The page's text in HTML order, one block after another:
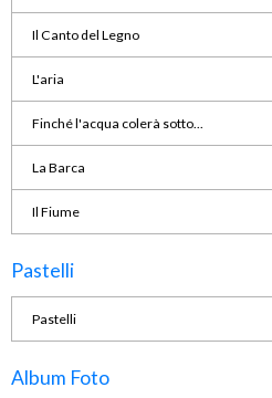
Il Canto del Legno
L'aria
Finché l'acqua colerà sotto...
La Barca
Il Fiume
Pastelli
Pastelli
Album Foto